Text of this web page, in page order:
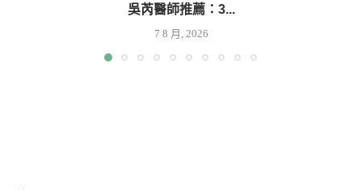
吳芮醫師推薦：3...
7 8 月, 2026